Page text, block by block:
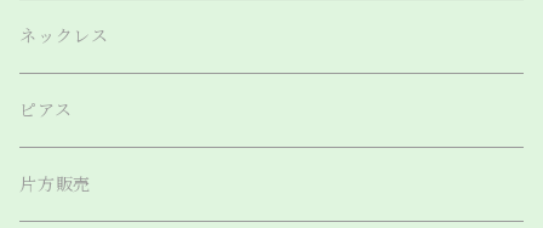
ネックレス
ピアス
片方販売